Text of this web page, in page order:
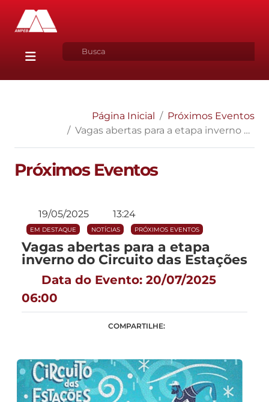
Página Inicial
Próximos Eventos
Vagas abertas para a etapa inverno do Circuito das Estações
Próximos Eventos
19/05/2025 13:24
EM DESTAQUE NOTÍCIAS PRÓXIMOS EVENTOS
Vagas abertas para a etapa
inverno do Circuito das Estações
Data do Evento: 20/07/2025
06:00
COMPARTILHE: